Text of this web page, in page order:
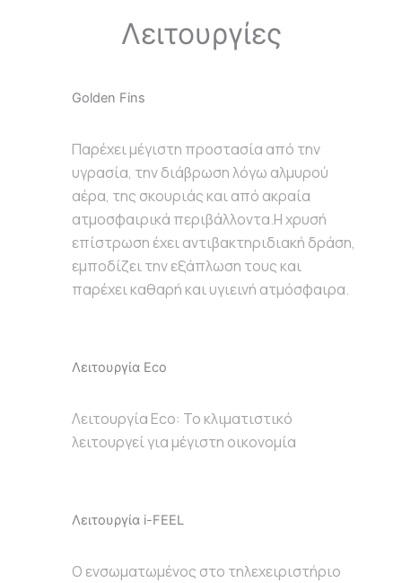
Λειτουργίες
Golden Fins
Παρέχει μέγιστη προστασία από την
υγρασία, την διάβρωση λόγω αλμυρού
αέρα, της σκουριάς και από ακραία
ατμοσφαιρικά περιβάλλοντα.Η χρυσή
επίστρωση έχει αντιβακτηριδιακή δράση,
εμποδίζει την εξάπλωση τους και
παρέχει καθαρή και υγιεινή ατμόσφαιρα.
Λειτουργία Eco
Λειτουργία Eco: To κλιματιστικό
λειτουργεί για μέγιστη οικονομία
Λειτουργία i-FEEL
Ο ενσωματωμένος στο τηλεχειριστήριο